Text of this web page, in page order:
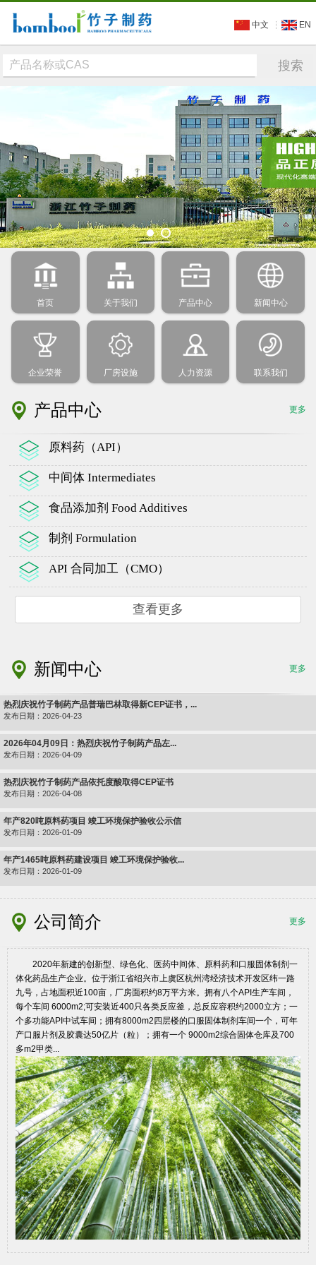
中文 EN
首页 关于我们 产品中心 新闻中心
企业荣誉 厂房设施 人力资源 联系我们
产品中心 更多
原料药（API）
中间体 Intermediates
食品添加剂 Food Additives
制剂 Formulation
API 合同加工（CMO）
查看更多
新闻中心 更多
热烈庆祝竹子制药产品普瑞巴林取得新CEP证书，...
发布日期：2026-04-23
2026年04月09日：热烈庆祝竹子制药产品左...
发布日期：2026-04-09
热烈庆祝竹子制药产品依托度酸取得CEP证书
发布日期：2026-04-08
年产820吨原料药项目 竣工环境保护验收公示信
发布日期：2026-01-09
年产1465吨原料药建设项目 竣工环境保护验收...
发布日期：2026-01-09
公司简介 更多
2020年新建的创新型、绿色化、医药中间体、原料药和口服固体制剂一
体化药品生产企业。位于浙江省绍兴市上虞区杭州湾经济技术开发区纬一路
九号，占地面积近100亩，厂房面积约8万平方米。拥有八个API生产车间，
每个车间 6000m2;可安装近400只各类反应釜，总反应容积约2000立方；一
个多功能API中试车间；拥有8000m2四层楼的口服固体制剂车间一个，可年
产口服片剂及胶囊达50亿片（粒）；拥有一个 9000m2综合固体仓库及700
多m2甲类...